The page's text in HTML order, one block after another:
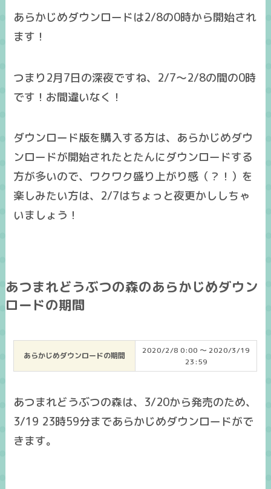
あらかじめダウンロードは2/8の0時から開始され
ます！
つまり2月7日の深夜ですね、 2/7～2/8の間の0時
です！お間違いなく！
ダウンロード版を購入する方は、あらかじめダウ
ンロードが開始されたとたんにダウンロードする
方が多いので、ワクワク盛り上がり感（？！）を
楽しみたい方は、2/7はちょっと夜更かししちゃ
いましょう！
あつまれどうぶつの森のあらかじめダウン
ロードの期間
あらかじめダウンロードの期間
2020/2/8 0:00 ～ 2020/3/19
23:59
あつまれどうぶつの森は、3/20から発売のため、
3/19 23時59分まであらかじめダウンロードがで
きます。